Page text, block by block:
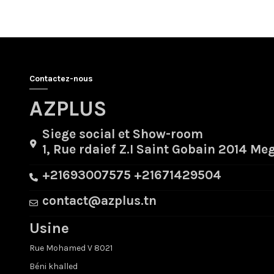
Contactez-nous
AZPLUS
Siege social et Show-room
1, Rue rdaief Z.I Saint Gobain 2014
+21693007575 +21671429504
contact@azplus.tn
Usine
Rue Mohamed V 8021
Béni khalled